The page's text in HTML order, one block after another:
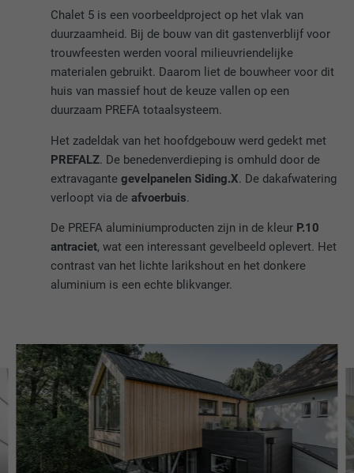
Chalet 5 is een voorbeeldproject op het vlak van
duurzaamheid. Bij de bouw van dit gastenverblijf voor
trouwfeesten werden vooral milieuvriendelijke
materialen gebruikt. Daarom liet de bouwheer voor dit
huis van massief hout de keuze vallen op een
duurzaam PREFA totaalsysteem.
Het zadeldak van het hoofdgebouw werd gedekt met
PREFALZ. De benedenverdieping is omhuld door de
extravagantegevelpanelen Siding.X. De dakafwatering
verloopt via deafvoerbuis.
De PREFA aluminiumproducten zijn in de kleur P.10
antraciet, wat een interessant gevelbeeld oplevert. Het
contrast van het lichte larikshout en het donkere
aluminium is een echte blikvanger.